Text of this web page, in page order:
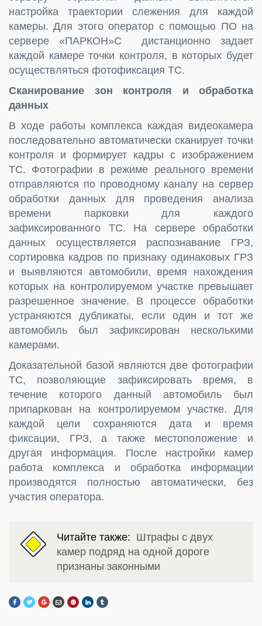
настройка траектории слежения для каждой
камеры. Для этого оператор с помощью ПО на
сервере «ПАРКОН»С дистанционно задает
каждой камере точки контроля, в которых будет
осуществляться фотофиксация ТС.
Сканирование зон контроля и обработка
данных
В ходе работы комплекса каждая видеокамера
последовательно автоматически сканирует точки
контроля и формирует кадры с изображением
ТС. Фотографии в режиме реального времени
отправляются по проводному каналу на сервер
обработки данных для проведения анализа
времени парковки для каждого
зафиксированного ТС. На сервере обработки
данных осуществляется распознавание ГРЗ,
сортировка кадров по признаку одинаковых ГРЗ
и выявляются автомобили, время нахождения
которых на контролируемом участке превышает
разрешенное значение. В процессе обработки
устраняются дубликаты, если один и тот же
автомобиль был зафиксирован несколькими
камерами.
Доказательной базой являются две фотографии
ТС, позволяющие зафиксировать время, в
течение которого данный автомобиль был
припаркован на контролируемом участке. Для
каждой цели сохраняются дата и время
фиксации, ГРЗ, а также местоположение и
другая информация. После настройки камер
работа комплекса и обработка информации
производятся полностью автоматически, без
участия оператора.
Читайте также: Штрафы с двух
камер подряд на одной дороге
признаны законными